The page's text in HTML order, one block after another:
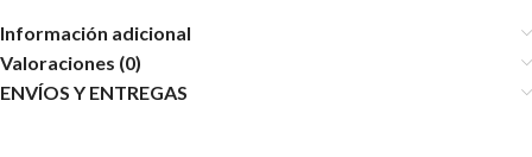
Información adicional
Valoraciones (0)
ENVÍOS Y ENTREGAS